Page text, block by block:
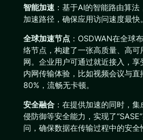
智能加速 ：基于AI的智能路由算
加速路径，确保应用访问速度最快。
全球加速节点 ：OSDWAN在全球
络节点，构建了一张高质量、高可
网。企业用户可通过就近接入，享
内网传输体验，比如视频会议与
80%，流畅无卡顿。
安全融合 ：在提供加速的同时，
侵防御等安全能力，实现了
问，确保数据在传输过程中的安全